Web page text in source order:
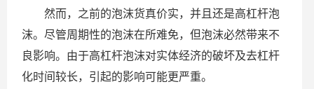
然而，之前的泡沫货真价实，并且还是高杠杆泡
沫。尽管周期性的泡沫在所难免，但泡沫必然带来不
良影响。由于高杠杆泡沫对实体经济的破坏及去杠杆
化时间较长，引起的影响可能更严重。